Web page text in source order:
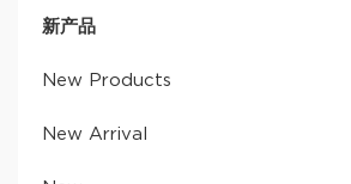
新产品
New Products
New Arrival